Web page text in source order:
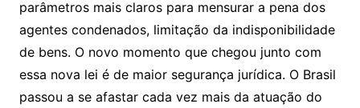
parâmetros mais claros para mensurar a pena dos
agentes condenados, limitação da indisponibilidade
de bens. O novo momento que chegou junto com
essa nova lei é de maior segurança jurídica. O Brasil
passou a se afastar cada vez mais da atuação do